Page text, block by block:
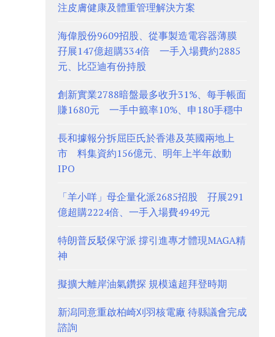
注皮膚健康及體重管理解決方案
海偉股份9609招股、從事製造電容器薄膜
孖展147億超購334倍 一手入場費約2885
元、比亞迪有份持股
創新實業2788暗盤最多收升31%、每手帳面
賺1680元 一手中籤率10%、申180手穩中
長和據報分拆屈臣氏於香港及英國兩地上
市 料集資約156億元、明年上半年啟動
IPO
「羊小咩」母企量化派2685招股 孖展291
億超購2224倍、一手入場費4949元
特朗普反駁保守派 撐引進專才體現MAGA精
神
擬擴大離岸油氣鑽探 規模遠超拜登時期
新潟同意重啟柏崎刈羽核電廠 待縣議會完成
諮詢